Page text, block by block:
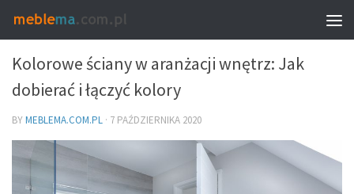
MEBLE I WNĘTRZA
Kolorowe ściany w aranżacji wnętrz: Jak
dobierać i łączyć kolory
BYMEBLEMA.COM.PL · 7 PAŹDZIERNIKA 2020